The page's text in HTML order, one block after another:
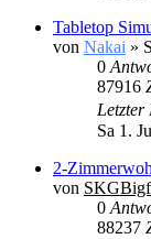
Tabletop
von Nakai »
0
87916
Letzter
Sa 1.
2-
von
0
88237